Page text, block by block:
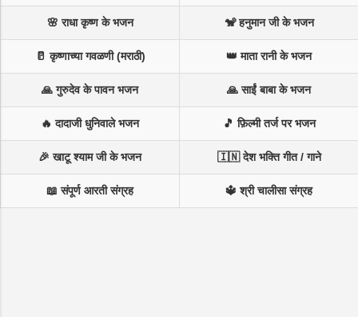
🌸 राधा कृष्ण के भजन 🐒 हनुमान जी के भजन
🥛 कृष्णाच्या गवळणी (मराठी) 👑 माता रानी के भजन
🙏 गुरुदेव के पावन भजन 🙏 साईं बाबा के भजन
🔥 दादाजी धुनिवाले भजन 🎵 फ़िल्मी तर्ज पर भजन
🎉 खाटू श्याम जी के भजन 🇮🇳 देश भक्ति गीत / गाने
📖 संपूर्ण आरती संग्रह 🔱 श्री चालीसा संग्रह